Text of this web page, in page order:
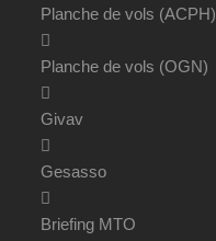
Planche de vols (ACPH)
Planche de vols (OGN)
Givav
Gesasso
Briefing MTO